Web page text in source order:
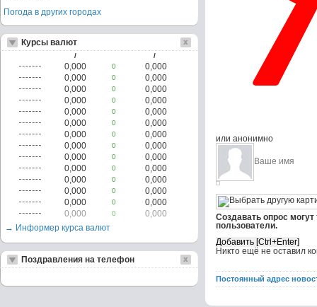
или анонимно
Создавать опрос
пользователи.
Никто ещё не оставил
Постоянный адрес
Погода в других городах
Курсы валют
/ /
0,000 0
0,000
0,000
0
0,000
0,000
0
0,000
0,000
0
0,000
0,000
0
0,000
0,000
0
0,000
0,000
0
0,000
0,000
0
0,000
0,000
0
0,000
0,000
0
0,000
0,000
0
0,000
0,000
0
0,000
0,000
0
0,000
0,000
0
0,000
→ Информер курса валют
Поздравления на телефон